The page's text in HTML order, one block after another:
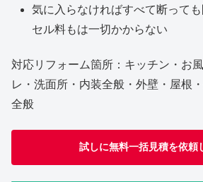
気に入らなければすべて断って
セル料もは一切かからない
対応リフォーム箇所：キッチン・お
レ・洗面所・内装全般・外壁・屋根
全般
試しに無料一括見積を依頼